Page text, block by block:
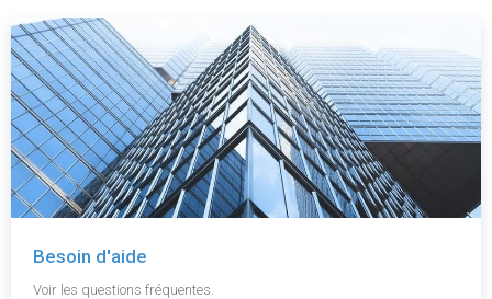
Besoin d'aide
Voir les questions fréquentes.